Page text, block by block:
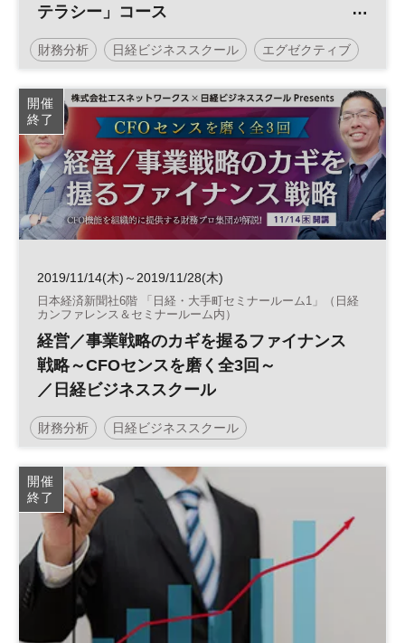
テラシー」コース
／日経ビジネススクール
財務分析 日経ビジネススクール エグゼクティブ
開催
終了
2019/11/14(木)～2019/11/28(木)
日本経済新聞社6階 「日経・大手町セミナールーム1」（日経
カンファレンス＆セミナールーム内）
経営／事業戦略のカギを握るファイナンス
戦略～CFOセンスを磨く全3回～
／日経ビジネススクール
財務分析 日経ビジネススクール
開催
終了